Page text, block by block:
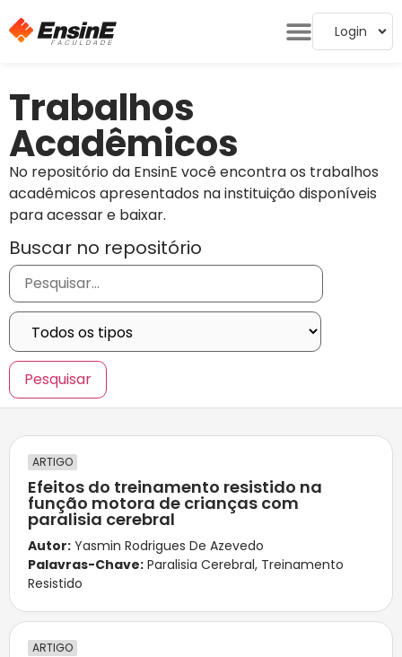
Login
Trabalhos
Acadêmicos
No repositório da EnsinE você encontra os trabalhos
acadêmicos apresentados na instituição disponíveis
para acessar e baixar.
Buscar no repositório
ARTIGO
Efeitos do treinamento resistido na
função motora de crianças com
paralisia cerebral
Autor: Yasmin Rodrigues De Azevedo
Palavras-Chave: Paralisia Cerebral, Treinamento
Resistido
ARTIGO